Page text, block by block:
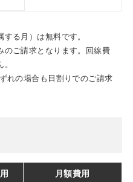
る月）は無料です。
のご請求となります。回線費
れの場合も日割りでのご請求
月額費用